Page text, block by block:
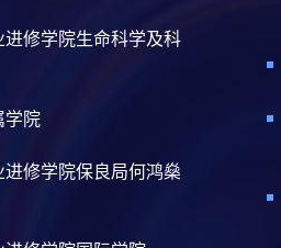
进修学院生命科学及科
学院
进修学院保良局何鸿燊